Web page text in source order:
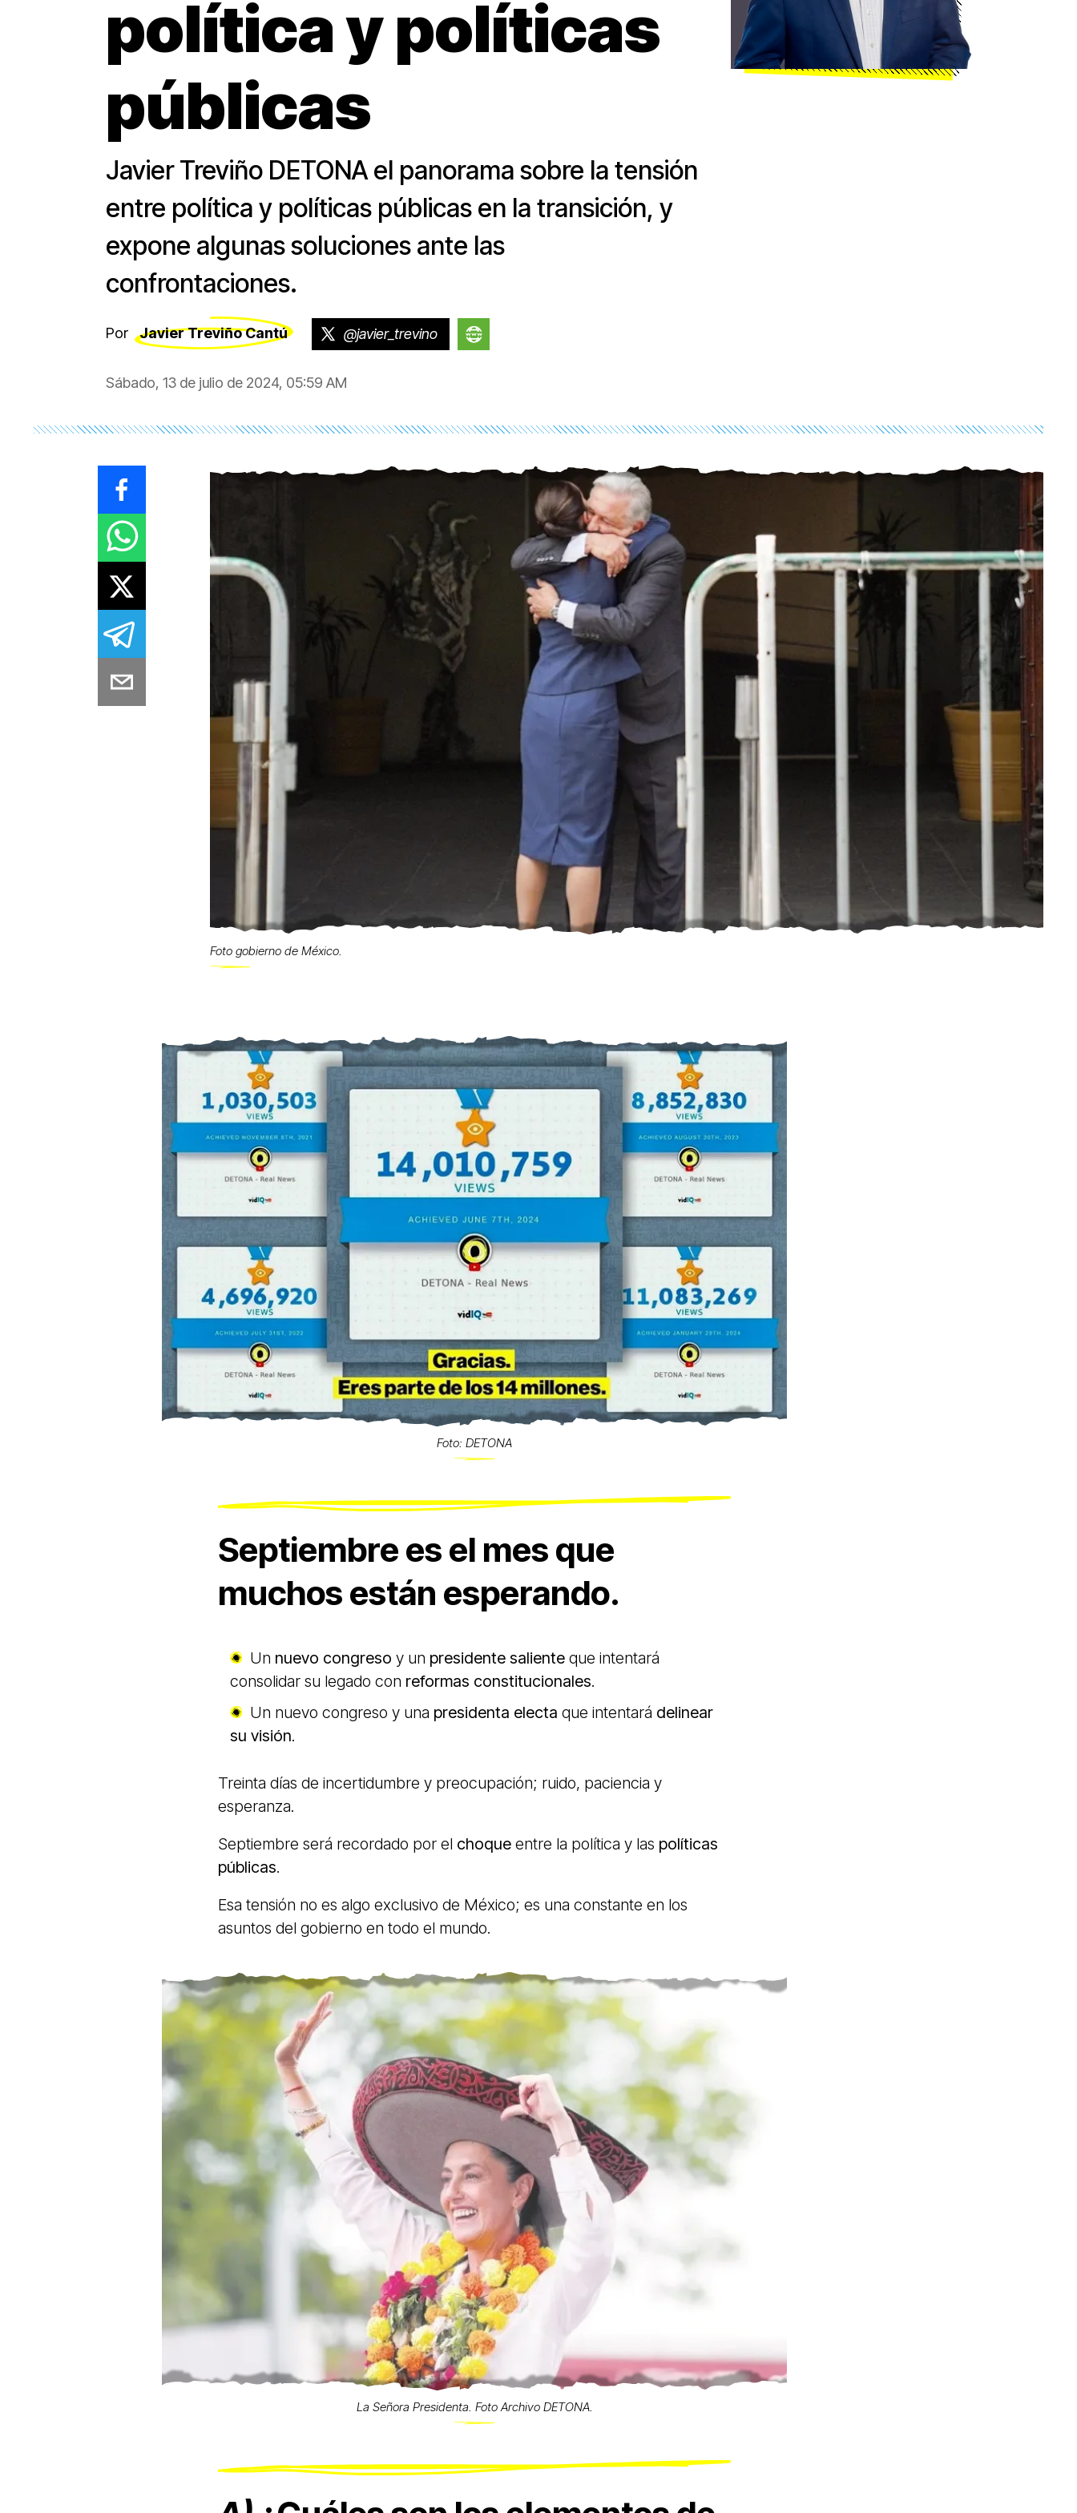
política y políticas
públicas
Javier Treviño DETONA el panorama sobre la tensión
entre política y políticas públicas en la transición, y
expone algunas soluciones ante las
confrontaciones.
Por Javier Treviño Cantú @javier_trevino
Sábado, 13 de julio de 2024, 05:59 AM
Foto gobierno de México.
Foto: DETONA
Septiembre es el mes que
muchos están esperando.
Un nuevo congreso y un presidente saliente que intentará
consolidar su legado con reformas constitucionales.
Un nuevo congreso y una presidenta electa que intentará delinear
su visión.
Treinta días de incertidumbre y preocupación; ruido, paciencia y
esperanza.
Septiembre será recordado por el choque entre la política y las políticas
públicas.
Esa tensión no es algo exclusivo de México; es una constante en los
asuntos del gobierno en todo el mundo.
La Señora Presidenta. Foto Archivo DETONA.